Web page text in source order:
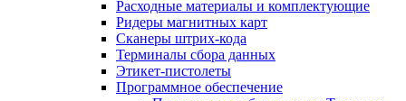
Расходные материалы и комплектующие
Ридеры магнитных карт
Сканеры штрих-кода
Терминалы сбора данных
Этикет-пистолеты
Программное обеспечение